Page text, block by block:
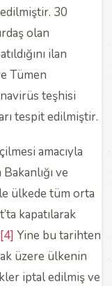
30
olan
ilan
Tümen
teşhisi
tespit edilmiştir.
amacıyla
ve
ülkede tüm orta
kapatılarak
[4] Yine bu tarihten
üzere ülkenin
iptal edilmiş ve